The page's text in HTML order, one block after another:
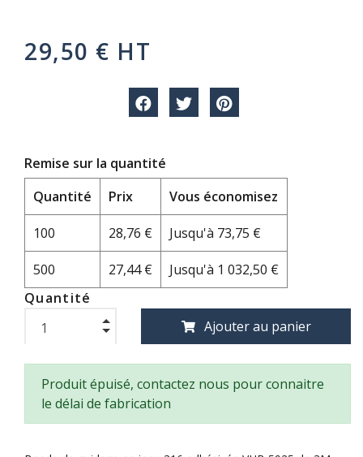
29,50 € HT
Remise sur la quantité
Quantité
Prix Vous économisez
100 28,76 € Jusqu'à 73,75 €
500 27,44 €
Jusqu'à 1 032,50 €
Quantité
Ajouter au panier
Produit épuisé, contactez nous pour connaitre
le délai de fabrication